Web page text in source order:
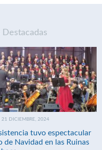
Destacadas
DICIEMBRE, 2024
tuvo espectacular
de Navidad en las Ruinas